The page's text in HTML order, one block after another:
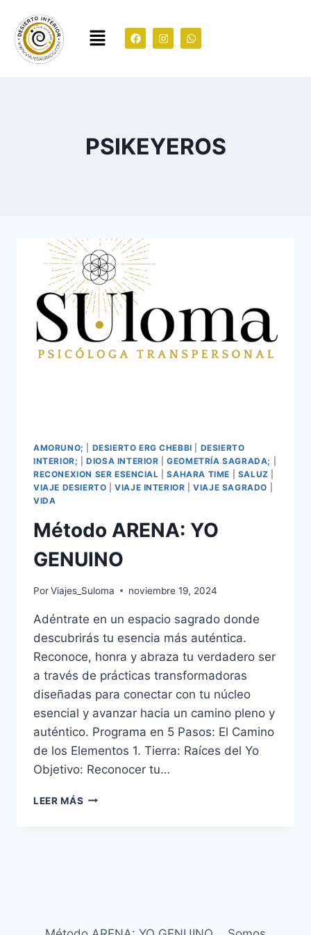
PSIKEYEROS
AMORUNO; DESIERTO ERG CHEBBI
DESIERTO
INTERIOR; |DIOSA INTERIOR |GEOMETRÍA SAGRADA;
RECONEXION SER ESENCIAL |SAHARA TIME SALUZ
VIAJE DESIERTO |VIAJE INTERIOR |VIAJE SAGRADO
VIDA
Método ARENA: YO
GENUINO
PorViajes_Suloma noviembre 19, 2024
Adéntrate en un espacio sagrado donde
descubrirás tu esencia más auténtica.
Reconoce, honra y abraza tu verdadero ser
a través de prácticas transformadoras
diseñadas para conectar con tu núcleo
esencial y avanzar hacia un camino pleno y
auténtico. Programa en 5 Pasos: El Camino
de los Elementos 1. Tierra: Raíces del Yo
Objetivo: Reconocer tu…
LEER MÁS